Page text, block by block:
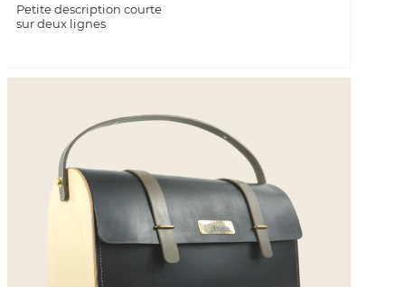
Petite description courte
sur deux lignes